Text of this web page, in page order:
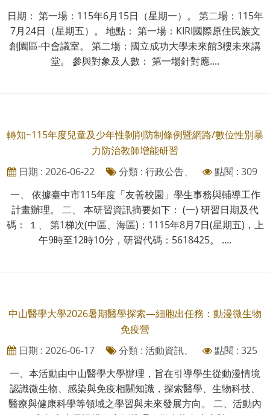
日期： 第一場：115年6月15日（星期一）。 第二場：115年
7月24日（星期五）。 地點： 第一場：KIRI國際原住民族文
創園區-中會議室。 第二場：國立成功大學未來館3樓未來講
堂。 參與對象及人數： 第一場針對應....
轉知~115年度兒童及少年性剝削防制條例暨網路/數位性別暴
力防治教師增能研習
日期 : 2026-06-22
分類 : 行政公告、
點閱 : 309
一、 依據臺中市115年度「友善校園」學生事務與輔導工作
計畫辦理。 二、 本研習資訊摘要如下： (一) 研習日期及代
碼： １、 第1梯次(中區、海區)：1115年8月7日(星期五)，上
午9時至12時10分，研習代碼：5618425。 ....
中山醫學大學2026暑期醫學探索—細胞出任務：動漫微生物
免疫營
日期 : 2026-06-17
分類 : 活動資訊、
點閱 : 325
一、本活動由中山醫學大學辦理，旨在引導學生從動漫情境
認識微生物、感染與免疫相關知識，探索醫學、生物科技、
醫療與健康科學等領域之學習與未來發展方向。 二、活動內